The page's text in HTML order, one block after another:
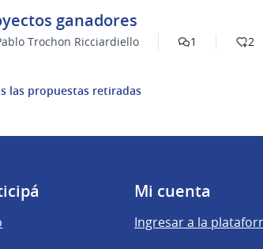
ganadores
Trochon Ricciardiello 1 2
las propuestas retiradas
Mi cuenta
Ingresar a la